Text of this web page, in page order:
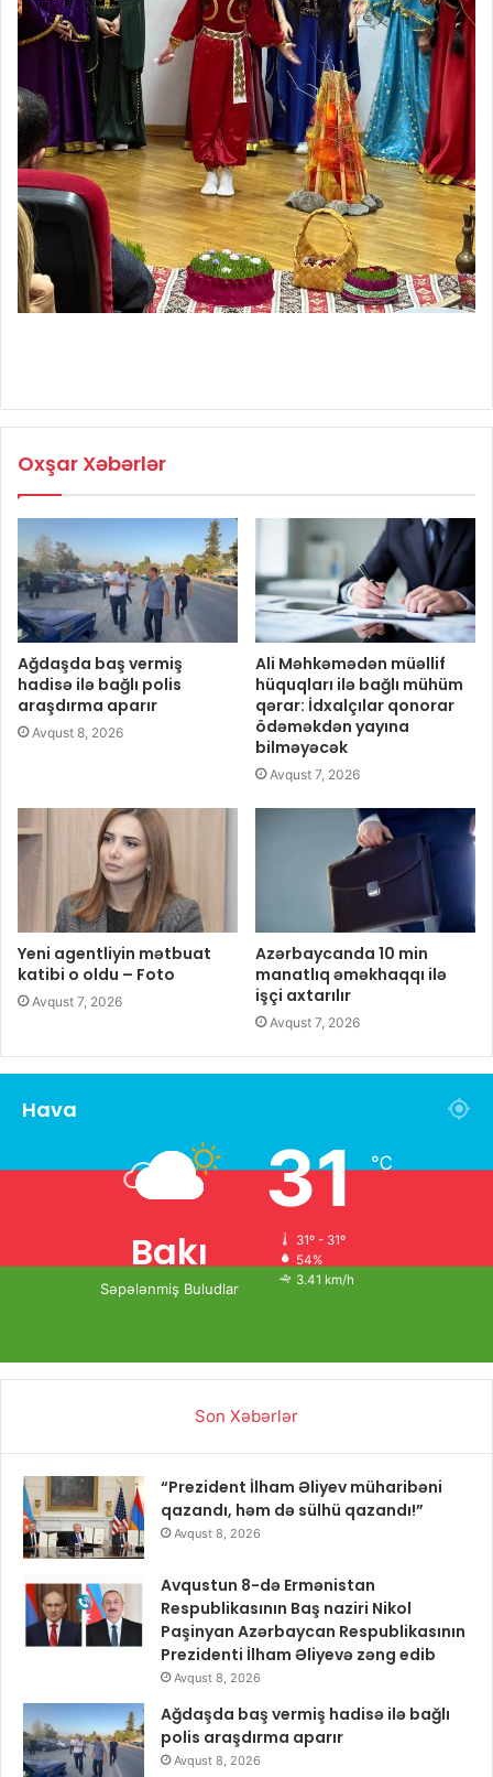
Oxşar Xəbərlər
Ağdaşda baş vermiş
hadisə ilə bağlı polis
araşdırma aparır
Avqust 8, 2026
Ali Məhkəmədən müəllif
hüquqları ilə bağlı mühüm
qərar: İdxalçılar qonorar
ödəməkdən yayına
bilməyəcək
Avqust 7, 2026
Yeni agentliyin mətbuat
katibi o oldu – Foto
Avqust 7, 2026
Azərbaycanda 10 min
manatlıq əməkhaqqı ilə
işçi axtarılır
Avqust 7, 2026
Hava
Bakı
Səpələnmiş Buludlar
31℃
31º - 31º
54%
3.41 km/h
Son Xəbərlər
“Prezident İlham Əliyev müharibəni
qazandı, həm də sülhü qazandı!”
Avqust 8, 2026
Avqustun 8-də Ermənistan
Respublikasının Baş naziri Nikol
Paşinyan Azərbaycan Respublikasının
Prezidenti İlham Əliyevə zəng edib
Avqust 8, 2026
Ağdaşda baş vermiş hadisə ilə bağlı
polis araşdırma aparır
Avqust 8, 2026